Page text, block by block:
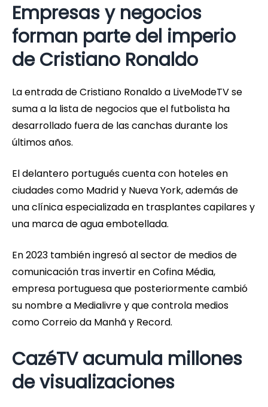
Empresas y negocios
forman parte del imperio
de Cristiano Ronaldo
La entrada de Cristiano Ronaldo a LiveModeTV se
suma a la lista de negocios que el futbolista ha
desarrollado fuera de las canchas durante los
últimos años.
El delantero portugués cuenta con hoteles en
ciudades como Madrid y Nueva York, además de
una clínica especializada en trasplantes capilares y
una marca de agua embotellada.
En 2023 también ingresó al sector de medios de
comunicación tras invertir en Cofina Média,
empresa portuguesa que posteriormente cambió
su nombre a Medialivre y que controla medios
como Correio da Manhã y Record.
CazéTV acumula millones
de visualizaciones